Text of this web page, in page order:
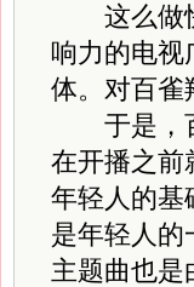
这么做快
响力的电视
体。对百雀
于是，百
在开播之前
年轻人的基
是年轻人的
主题曲也是